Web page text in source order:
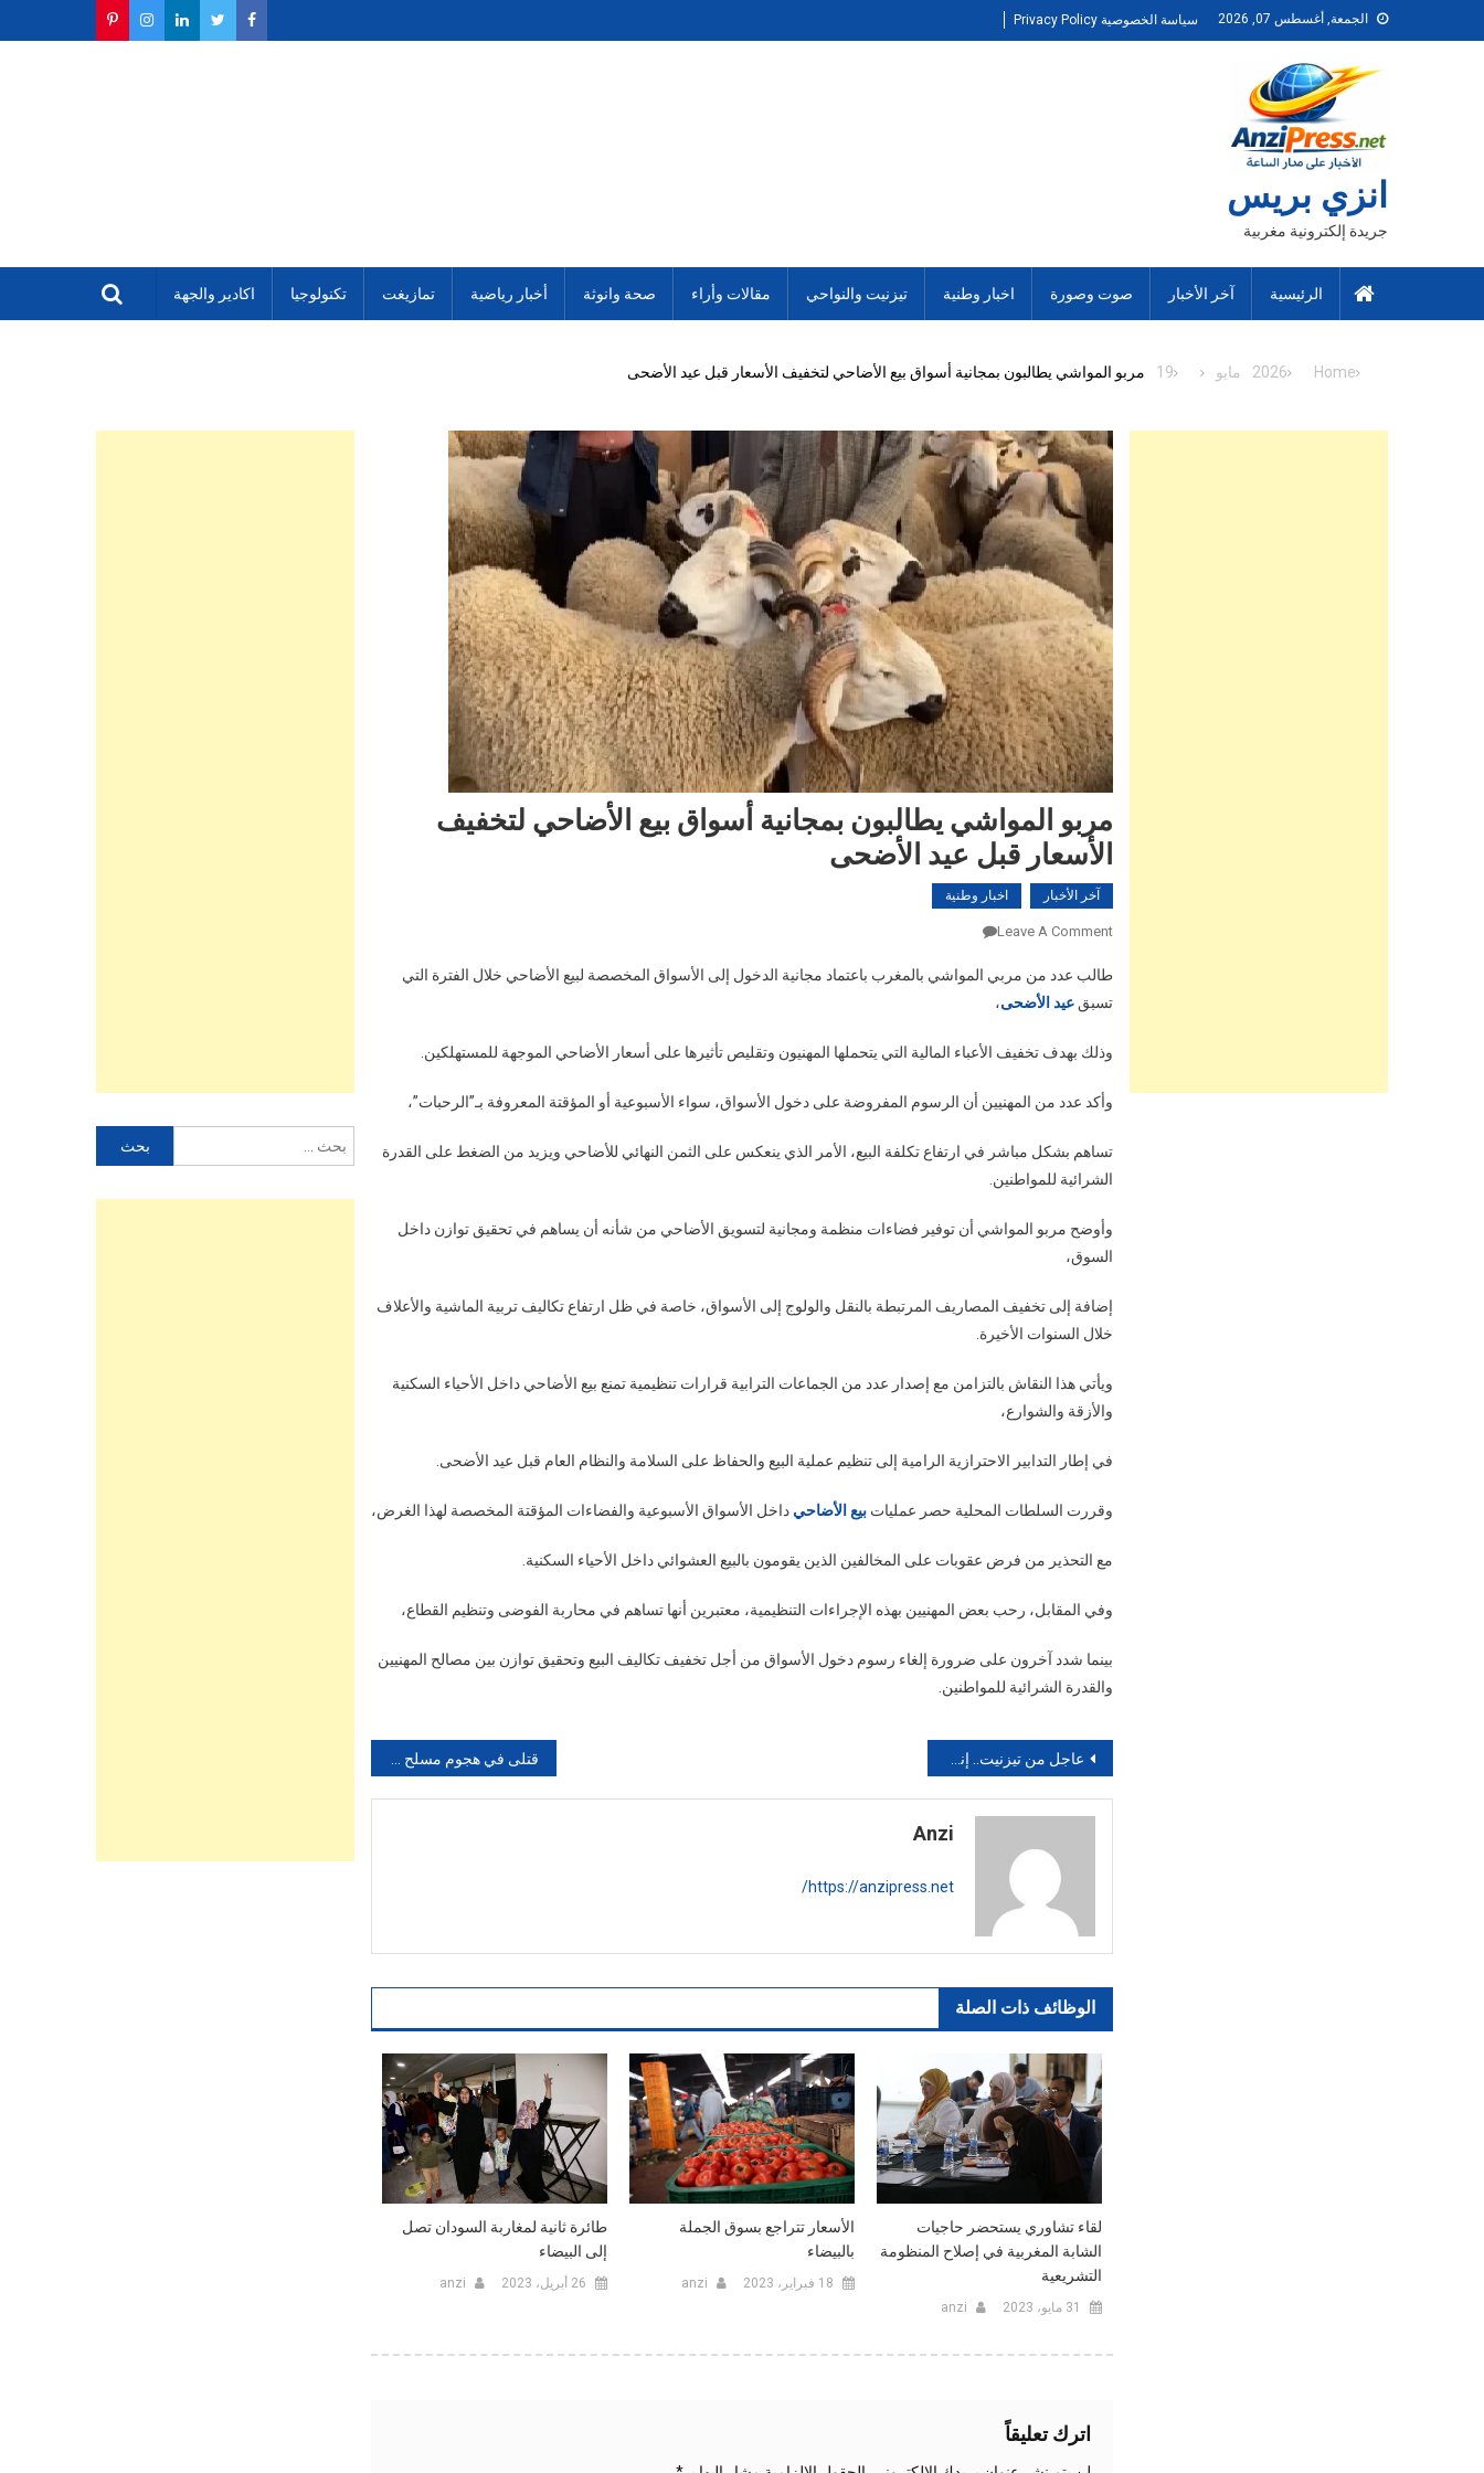
to
الجمعة, أغسطس 07, 2026 سياسة الخصوصية Privacy Policy
انزي بريس
جريدة إلكترونية مغربية
الرئيسية آخر الأخبار صوت وصورة اخبار وطنية تيزنيت والنواحي مقالات وأراء صحة وانوثة أخبار رياضية تمازيغت تكنولوجيا اكادير والجهة
Home
2026 مايو 19 مربو المواشي يطالبون بمجانية أسواق بيع الأضاحي لتخفيف الأسعار قبل عيد الأضحى
مربو المواشي يطالبون بمجانية أسواق بيع الأضاحي لتخفيف
الأسعار قبل عيد الأضحى
آخر الأخبار اخبار وطنية
Leave A Comment
المواشي
أسواق
الأضاحي
الأسعار
الأضحى
طالب عدد من مربي المواشي بالمغرب باعتماد مجانية الدخول إلى الأسواق المخصصة لبيع الأضاحي خلال الفترة التي
تسبق عيد الأضحى،
وذلك بهدف تخفيف الأعباء المالية التي يتحملها المهنيون وتقليص تأثيرها على أسعار الأضاحي الموجهة للمستهلكين.
وأكد عدد من المهنيين أن الرسوم المفروضة على دخول الأسواق، سواء الأسبوعية أو المؤقتة المعروفة بـ”الرحبات”،
تساهم بشكل مباشر في ارتفاع تكلفة البيع، الأمر الذي ينعكس على الثمن النهائي للأضاحي ويزيد من الضغط على القدرة
الشرائية للمواطنين.
وأوضح مربو المواشي أن توفير فضاءات منظمة ومجانية لتسويق الأضاحي من شأنه أن يساهم في تحقيق توازن داخل
السوق،
إضافة إلى تخفيف المصاريف المرتبطة بالنقل والولوج إلى الأسواق، خاصة في ظل ارتفاع تكاليف تربية الماشية والأعلاف
خلال السنوات الأخيرة.
ويأتي هذا النقاش بالتزامن مع إصدار عدد من الجماعات الترابية قرارات تنظيمية تمنع بيع الأضاحي داخل الأحياء السكنية
والأزقة والشوارع،
في إطار التدابير الاحترازية الرامية إلى تنظيم عملية البيع والحفاظ على السلامة والنظام العام قبل عيد الأضحى.
وقررت السلطات المحلية حصر عمليات بيع الأضاحي داخل الأسواق الأسبوعية والفضاءات المؤقتة المخصصة لهذا الغرض،
مع التحذير من فرض عقوبات على المخالفين الذين يقومون بالبيع العشوائي داخل الأحياء السكنية.
وفي المقابل، رحب بعض المهنيين بهذه الإجراءات التنظيمية، معتبرين أنها تساهم في محاربة الفوضى وتنظيم القطاع،
بينما شدد آخرون على ضرورة إلغاء رسوم دخول الأسواق من أجل تخفيف تكاليف البيع وتحقيق توازن بين مصالح المهنيين
والقدرة الشرائية للمواطنين.
تصفّح
المقالات
عاجل من تيزنيت.. إنزال أمني وحملة تطهيرية واسعة تطيح بمطلوبين بمحيط المؤسسات والأحياء
Anzi
https://anzipress.net/
الوظائف ذات الصلة
لقاء تشاوري يستحضر حاجيات
الشابة المغربية في إصلاح المنظومة
التشريعية
31 مايو، 2023 anzi
الأسعار تتراجع بسوق الجملة
بالبيضاء
18 فبراير، 2023 anzi
طائرة ثانية لمغاربة السودان تصل
إلى البيضاء
26 أبريل، 2023 anzi
اترك تعليقاً
عن: